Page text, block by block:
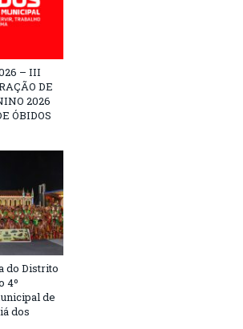
– III
DE
2026
ÓBIDOS
do Distrito
4º
de
dos